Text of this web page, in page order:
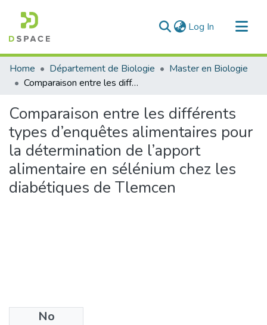
Log In (current)
Communities & Collections
All of DSpace
Home Département de Biologie
Master en Biologie
Comparaison entre les différents types d’enquêtes alimentaires pour la détermination de l’apport alimentaire en sélénium chez les diabétiques de Tlemcen
Comparaison entre les différents
types d’enquêtes alimentaires pour
la détermination de l’apport
alimentaire en sélénium chez les
diabétiques de Tlemcen
No